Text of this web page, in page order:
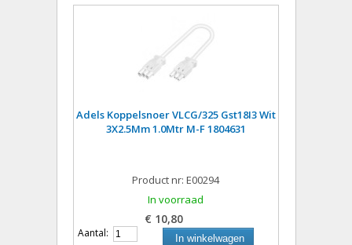
Adels Koppelsnoer VLCG/325 Gst18I3 Wit
3X2.5Mm 1.0Mtr M-F 1804631
Product nr: E00294
In voorraad
€ 10,80
Aantal: In winkelwagen